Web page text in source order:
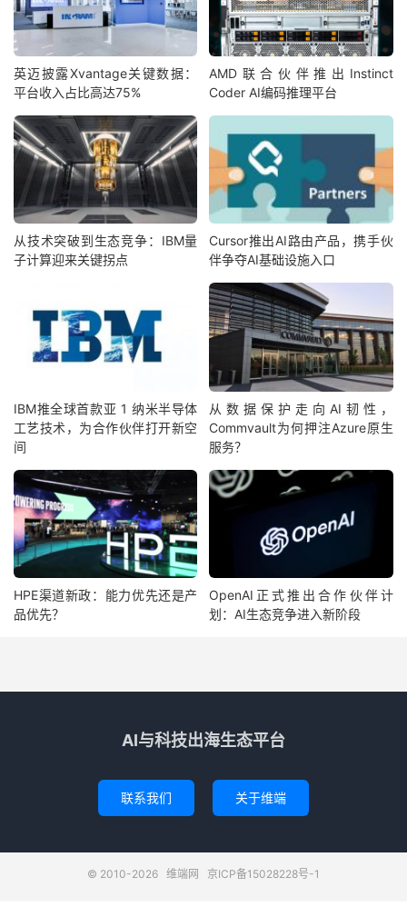
英迈披露Xvantage关键数据：
平台收入占比高达75%
AMD联合伙伴推出Instinct
Coder AI编码推理平台
从技术突破到生态竞争：IBM量
子计算迎来关键拐点
Cursor推出AI路由产品，携手伙
伴争夺AI基础设施入口
IBM‌推全球首款‌亚 1 纳米半导体
工艺技术，为合作伙伴打开新空
间
从数据保护走向AI韧性，
Commvault为何押注Azure原生
服务？
HPE渠道新政：能力优先还是产
品优先？
OpenAI正式推出合作伙伴计
划：AI生态竞争进入新阶段
AI与科技出海生态平台
联系我们 关于维端
© 2010-2026 维端网 京ICP备15028228号-1